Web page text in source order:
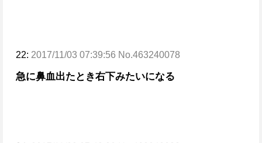
22: 2017/11/03 07:39:56 No.463240078
急に鼻血出たとき右下みたいになる